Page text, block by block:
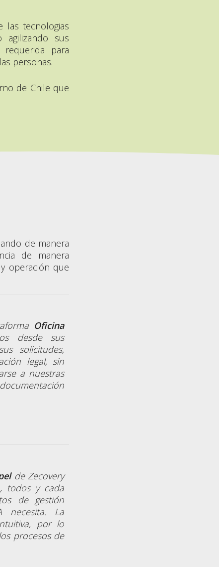
tecnologias
sus
para
personas.
de Chile que
de manera
de manera
operación que
Oficina
desde sus
solicitudes,
legal, sin
a nuestras
de Zecovery
todos y cada
de gestión
necesita. La
por lo
procesos de